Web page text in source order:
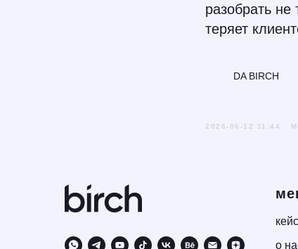
разобрать не
теряет
DA BIRCH
2026-06-12 11:44
о